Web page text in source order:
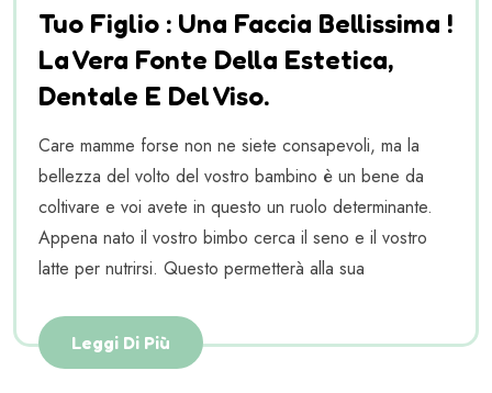
Tuo Figlio : Una Faccia Bellissima !
La Vera Fonte Della Estetica,
Dentale E Del Viso.
Care mamme forse non ne siete consapevoli, ma la
bellezza del volto del vostro bambino è un bene da
coltivare e voi avete in questo un ruolo determinante.
Appena nato il vostro bimbo cerca il seno e il vostro
latte per nutrirsi. Questo permetterà alla sua
Leggi Di Più